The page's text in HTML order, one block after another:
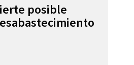
posible